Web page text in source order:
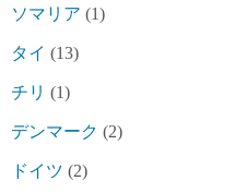
ソマリア (1)
タイ (13)
チリ (1)
デンマーク (2)
ドイツ (2)